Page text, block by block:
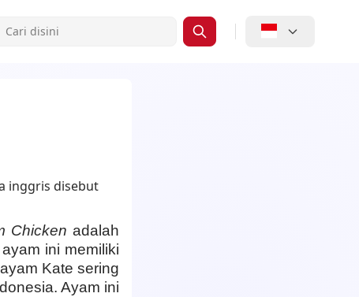
Chicken adalah
ini memiliki
Kate sering
Ayam ini